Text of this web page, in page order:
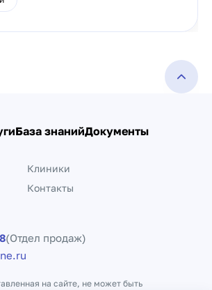
База знанийДокументы
Клиники
Контакты
(Отдел продаж)
на сайте, не может быть